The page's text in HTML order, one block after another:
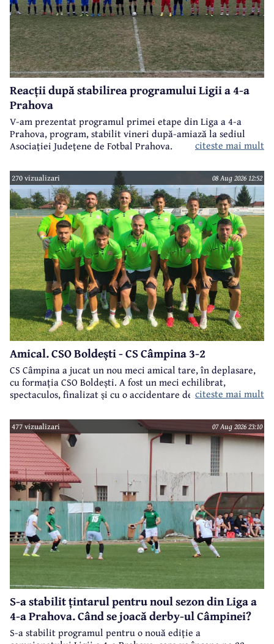
Reacții după stabilirea programului Ligii a 4-a
Prahova
V-am prezentat programul primei etape din Liga a 4-a
Prahova, program, stabilit vineri după-amiază la sediul
Asociației Județene de Fotbal Prahova.
citeste mai mult
270 vizualizari 08 Aug 2026 12:52
Amical. CSO Boldești - CS Câmpina 3-2
CS Câmpina a jucat un nou meci amical tare, în deplasare,
cu formația CSO Boldești. A fost un meci echilibrat,
spectaculos, finalizat și cu o accidentare destul de gravă, la
citeste mai mult
477 vizualizari 07 Aug 2026 23:10
S-a stabilit țintarul pentru noul sezon din Liga a
4-a Prahova. Când se joacă derby-ul Câmpinei?
S-a stabilit programul pentru o nouă ediție a